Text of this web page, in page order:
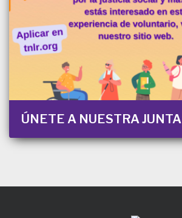
ÚNETE A NUESTRA